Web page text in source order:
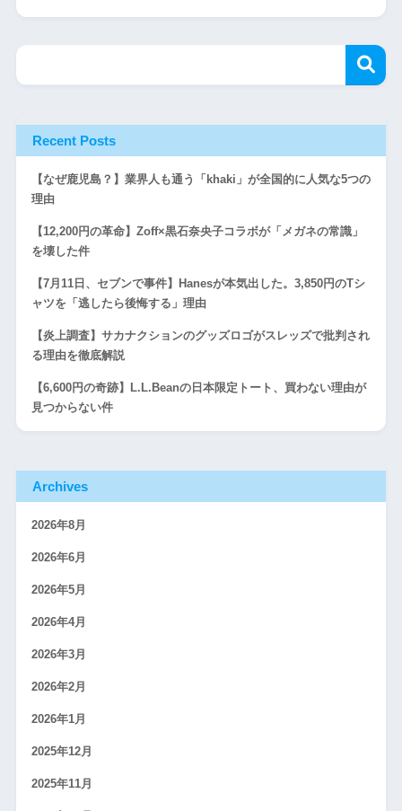
Recent Posts
【なぜ鹿児島？】業界人も通う「khaki」が全国的に人気な5つの
理由
【12,200円の革命】Zoff×黒石奈央子コラボが「メガネの常識」
を壊した件
【7月11日、セブンで事件】Hanesが本気出した。3,850円のTシ
ャツを「逃したら後悔する」理由
【炎上調査】サカナクションのグッズロゴがスレッズで批判され
る理由を徹底解説
【6,600円の奇跡】L.L.Beanの日本限定トート、買わない理由が
見つからない件
Archives
2026年8月
2026年6月
2026年5月
2026年4月
2026年3月
2026年2月
2026年1月
2025年12月
2025年11月